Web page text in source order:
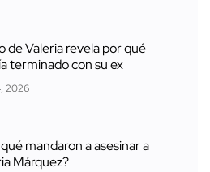
de Valeria revela por qué
terminado con su ex
2026
mandaron a asesinar a
Márquez?